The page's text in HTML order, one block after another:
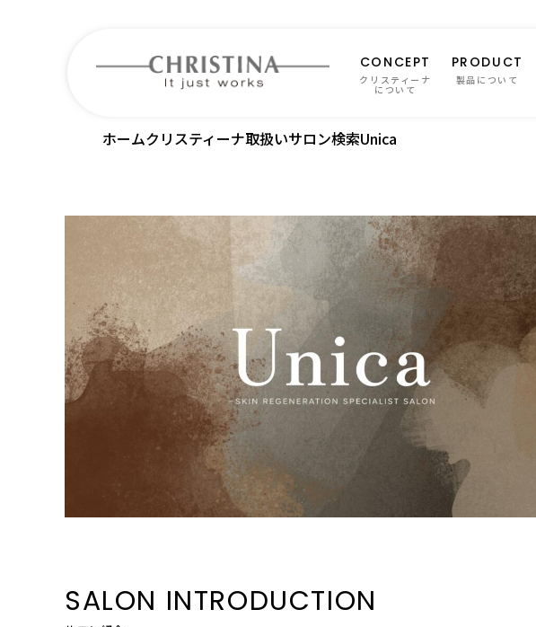
CONCEPT
クリスティーナ
について
PRODUCT
製品について
ホームクリスティーナ取扱いサロン検索Unica
SALON INTRODUCTION